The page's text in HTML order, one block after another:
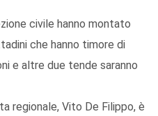
civile hanno montato
che hanno timore di
e altre due tende saranno
regionale, Vito De Filippo, è